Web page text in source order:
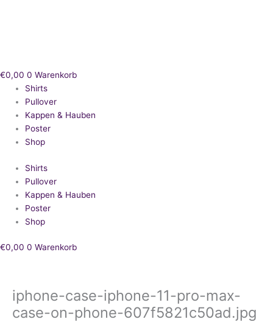
€0,00 0 Warenkorb
Shirts
Pullover
Kappen & Hauben
Poster
Shop
Shirts
Pullover
Kappen & Hauben
Poster
Shop
€0,00 0 Warenkorb
iphone-case-iphone-11-pro-max-
case-on-phone-607f5821c50ad.jpg